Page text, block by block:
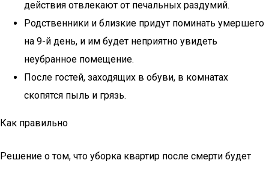
действия отвлекают от печальных раздумий.
Родственники и близкие придут поминать умершего
на 9-й день, и им будет неприятно увидеть
неубранное помещение.
После гостей, заходящих в обуви, в комнатах
скопятся пыль и грязь.
Как правильно
Решение о том, что уборка квартир после смерти будет